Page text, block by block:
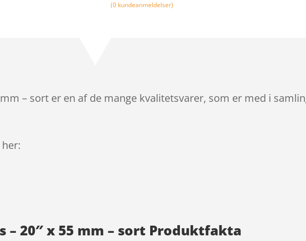
(0kundeanmeldelser)
– sort er en af de mange kvalitetsvarer, som er med i
– 20″ x 55 mm – sort Produktfakta